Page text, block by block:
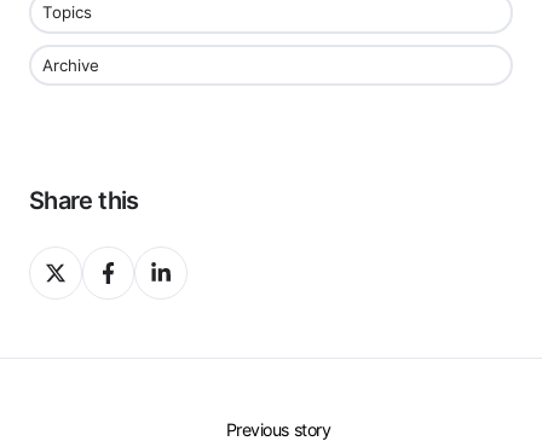
Topics
Archive
Share this
Share
on
Share
on
Share
on
Previous story